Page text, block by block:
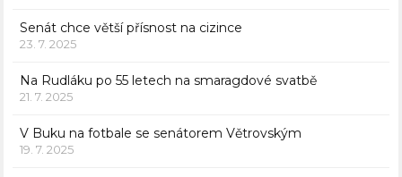
Senát chce větší přísnost na cizince
23. 7. 2025
Na Rudláku po 55 letech na smaragdové svatbě
21. 7. 2025
V Buku na fotbale se senátorem Větrovským
19. 7. 2025